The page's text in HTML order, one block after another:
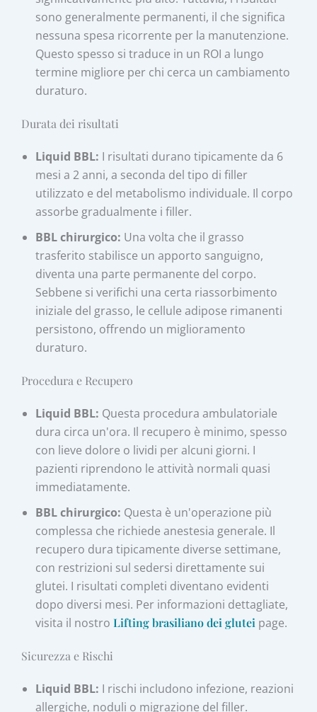
sono generalmente permanenti, il che significa
nessuna spesa ricorrente per la manutenzione.
Questo spesso si traduce in un ROI a lungo
termine migliore per chi cerca un cambiamento
duraturo.
Durata dei risultati
Liquid BBL: I risultati durano tipicamente da 6
mesi a 2 anni, a seconda del tipo di filler
utilizzato e del metabolismo individuale. Il corpo
assorbe gradualmente i filler.
BBL chirurgico: Una volta che il grasso
trasferito stabilisce un apporto sanguigno,
diventa una parte permanente del corpo.
Sebbene si verifichi una certa riassorbimento
iniziale del grasso, le cellule adipose rimanenti
persistono, offrendo un miglioramento
duraturo.
Procedura e Recupero
Liquid BBL: Questa procedura ambulatoriale
dura circa un'ora. Il recupero è minimo, spesso
con lieve dolore o lividi per alcuni giorni. I
pazienti riprendono le attività normali quasi
immediatamente.
BBL chirurgico: Questa è un'operazione più
complessa che richiede anestesia generale. Il
recupero dura tipicamente diverse settimane,
con restrizioni sul sedersi direttamente sui
glutei. I risultati completi diventano evidenti
dopo diversi mesi. Per informazioni dettagliate,
visita il nostroLifting brasiliano dei glutei page.
Sicurezza e Rischi
Liquid BBL: I rischi includono infezione, reazioni
allergiche, noduli o migrazione del filler.